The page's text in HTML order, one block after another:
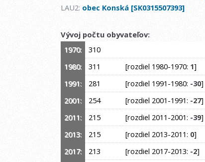
LAU2: obec Konská [SK0315507393]
Vývoj počtu obyvateľov:
1970:
310
1980:
311 [rozdiel 1980-1970: 1]
1991:
281 [rozdiel 1991-1980: -30]
2001:
254 [rozdiel 2001-1991: -27]
2011:
215 [rozdiel 2011-2001: -39]
2013:
215 [rozdiel 2013-2011: 0]
2017:
213 [rozdiel 2017-2013: -2]